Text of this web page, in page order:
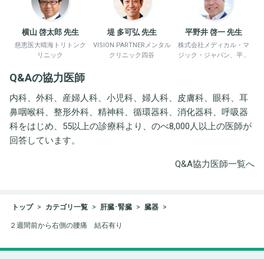
横山 啓太郎 先生
慈恵医大晴海トリトンク
リニック
堤 多可弘 先生
VISION PARTNERメンタル
クリニック四谷
平野井 啓一 先生
株式会社メディカル・マ
ジック・ジャパン、平野
Q&Aの協力医師
内科、外科、産婦人科、小児科、婦人科、皮膚科、眼科、耳
鼻咽喉科、整形外科、精神科、循環器科、消化器科、呼吸器
科をはじめ、55以上の診療科より、のべ8,000人以上の医師が
回答しています。
Q&A協力医師一覧へ
トップ カテゴリ一覧 肝臓･腎臓 臓器
２週間前から右側の腰痛 結石有り